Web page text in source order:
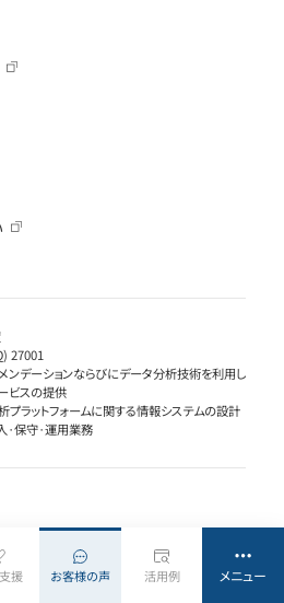
援 お客様の声 活用例 メニュー
27001
ンデーションならびにデータ分析技術を利用し
ビスの提供
プラットフォームに関する情報システムの設計
·保守·運用業務